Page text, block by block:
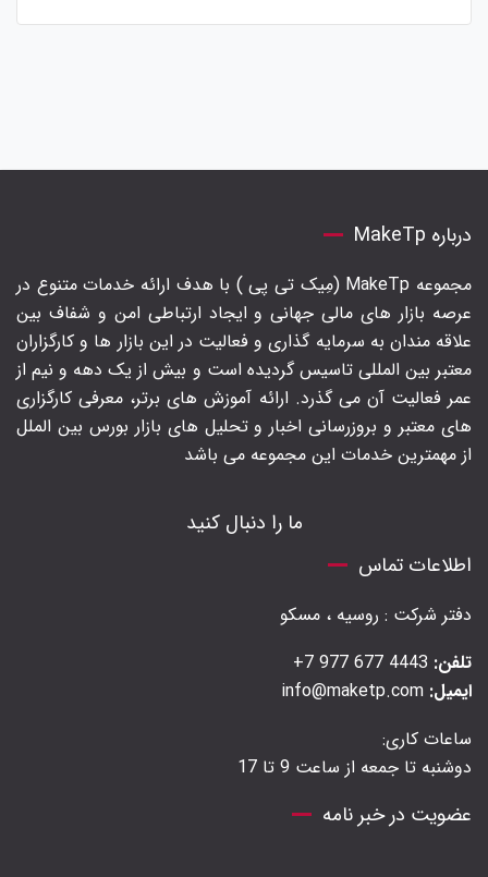
درباره MakeTp
مجموعه MakeTp (مِیک تی پی ) با هدف ارائه خدمات متنوع در
عرصه بازار های مالی جهانی و ایجاد ارتباطی امن و شفاف بین
علاقه مندان به سرمایه گذاری و فعالیت در این بازار ها و کارگزاران
معتبر بین المللی تاسیس گردیده است و بیش از یک دهه و نیم از
عمر فعالیت آن می گذرد. ارائه آموزش های برتر‍، معرفی کارگزاری
های معتبر و بروزرسانی اخبار و تحلیل های بازار بورس بین الملل
از مهمترین خدمات این مجموعه می باشد
ما را دنبال کنید
اطلاعات تماس
دفتر شرکت : روسیه ، مسکو
تلفن:
ایمیل:
ساعات کاری:
دوشنبه تا جمعه از ساعت 9 تا 17
عضویت در خبر نامه